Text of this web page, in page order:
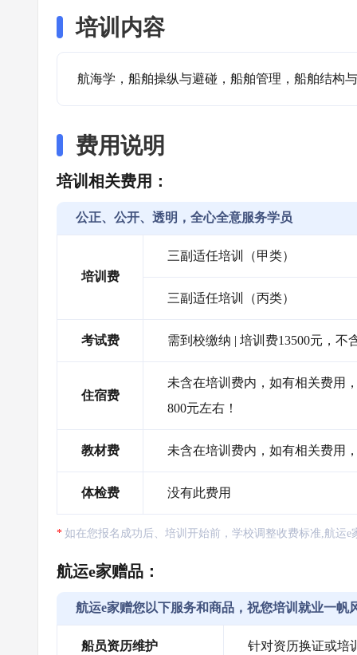
培训内容
航海学，船舶操纵与避碰，船舶管理，船舶结构
费用说明
培训相关费用：
公正、公开、透明，全心全意服务学员
培训费
三副适任培训（甲类）
三副适任培训（丙类）
考试费 需到校缴纳 | 培训费13500元，
住宿费
未含在培训费内，如有相关费用
800元左右！
教材费 未含在培训费内，如有相关费用
体检费 没有此费用
如在您报名成功后、培训开始前，学校调整收费标准,航运
航运e家赠品：
航运e家赠您以下服务和商品，祝您培训就业一帆
船员资历维护 针对资历换证或培